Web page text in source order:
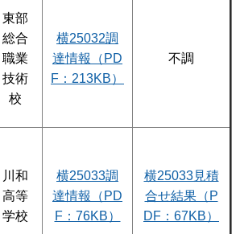
東部
総合
職業
技術
校
横25032調
達情報（PD
F：213KB）
不調
川和
高等
学校
横25033調
達情報（PD
F：76KB）
横25033見積
合せ結果（P
DF：67KB）